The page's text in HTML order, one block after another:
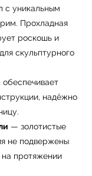
с уникальным
Прохладная
роскошь и
скульптурного
надёжно
— золотистые
не подвержены
на протяжении